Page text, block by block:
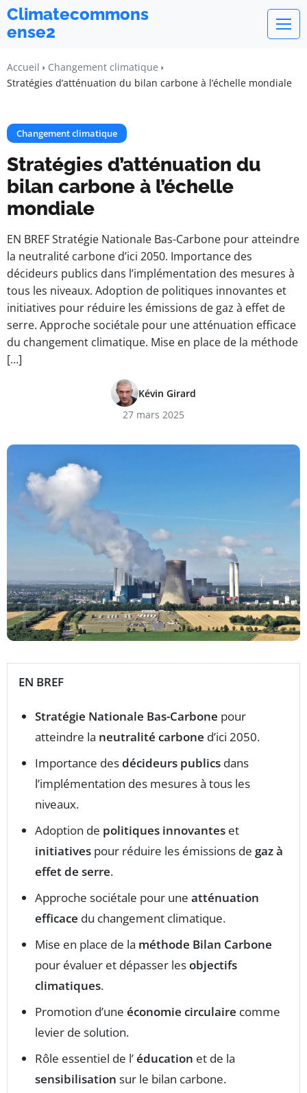
Climatecommons
ense2
Accueil
Changement climatique
Stratégies d’atténuation du bilan carbone à l’échelle mondiale
Changement climatique
Stratégies d’atténuation du
bilan carbone à l’échelle
mondiale
EN BREF Stratégie Nationale Bas-Carbone pour atteindre
la neutralité carbone d’ici 2050. Importance des
décideurs publics dans l’implémentation des mesures à
tous les niveaux. Adoption de politiques innovantes et
initiatives pour réduire les émissions de gaz à effet de
serre. Approche sociétale pour une atténuation efficace
du changement climatique. Mise en place de la méthode
[…]
Kévin Girard
27 mars 2025
EN BREF
Stratégie Nationale Bas-Carbone pour
atteindre la neutralité carbone d’ici 2050.
Importance desdécideurs publics dans
l’implémentation des mesures à tous les
niveaux.
Adoption de politiques innovantes et
initiatives pour réduire les émissions de gaz à
effet de serre.
Approche sociétale pour une atténuation
efficace du changement climatique.
Mise en place de la méthode Bilan Carbone
pour évaluer et dépasser lesobjectifs
climatiques.
Promotion d’une économie circulaire comme
levier de solution.
Rôle essentiel de l’éducation et de la
sensibilisation sur le bilan carbone.